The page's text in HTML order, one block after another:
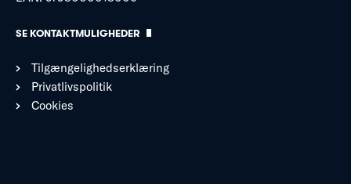
SE KONTAKTMULIGHEDER
Tilgængelighedserklæring
Privatlivspolitik
Cookies